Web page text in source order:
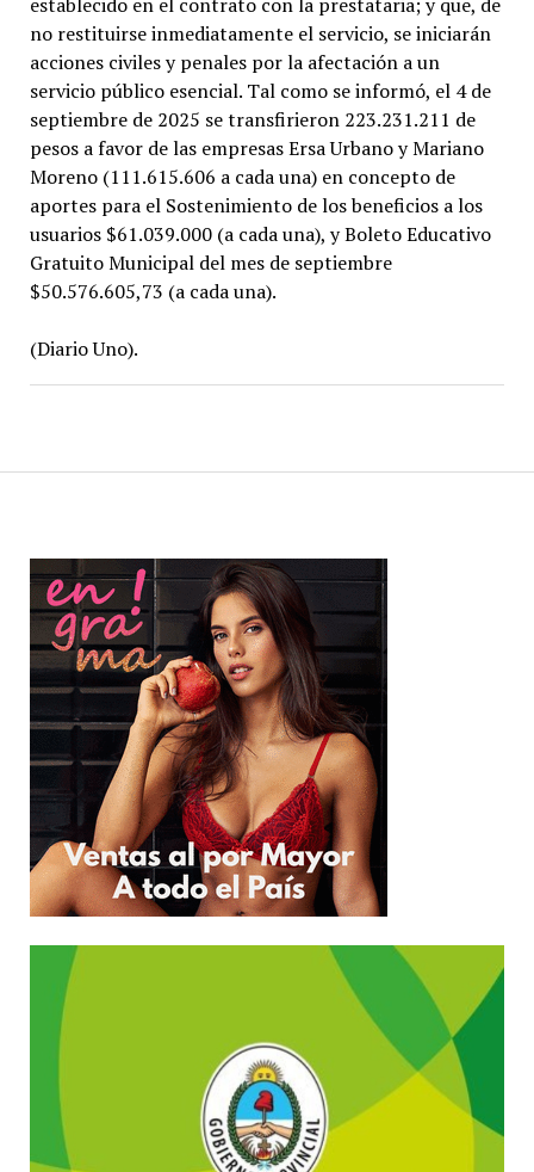
no restituirse inmediatamente el servicio, se iniciarán
acciones civiles y penales por la afectación a un
servicio público esencial. Tal como se informó, el 4 de
septiembre de 2025 se transfirieron 223.231.211 de
pesos a favor de las empresas Ersa Urbano y Mariano
Moreno (111.615.606 a cada una) en concepto de
aportes para el Sostenimiento de los beneficios a los
usuarios $61.039.000 (a cada una), y Boleto Educativo
Gratuito Municipal del mes de septiembre
$50.576.605,73 (a cada una).
(Diario Uno).